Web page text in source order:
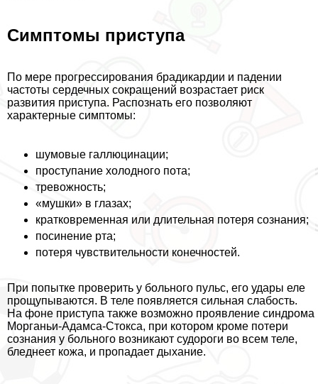
Симптомы приступа
По мере прогрессирования брадикардии и падении
частоты сердечных сокращений возрастает риск
развития приступа. Распознать его позволяют
хаpaктерные симптомы:
шумовые галлюцинации;
проступание холодного пота;
тревожность;
«мушки» в глазах;
кратковременная или длительная потеря сознания;
посинение рта;
потеря чувствительности конечностей.
При попытке проверить у больного пульс, его удары еле
прощупываются. В теле появляется сильная слабость.
На фоне приступа также возможно проявление синдрома
Морганьи-Адамса-Стокса, при котором кроме потери
сознания у больного возникают судороги во всем теле,
бледнеет кожа, и пропадает дыхание.